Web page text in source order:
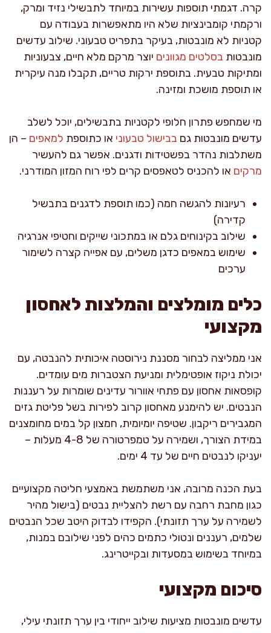
קרה. דגמתי תוספות עשירות במיוחד לתבשילי נזיד ומרק,
ורקמתי קומבינציות שלא היו מתאפשרות בעבודה עם
קטניות לא מונבטות, בעיקר בתפריט טבעוני. שילוב עדשים
מונבטות בסלטים מגוונים יוצר מרקם מלא חיים, צבעוניות
ומתיקות טבעית. בתוספת ירקות טריים, תקבלו מנה עיקרית
או תוספת מושכת ומזינה.
מי שמחפש פתרון חלופי לקטניות בתבשילים, יוכל לשלב
עדשים מונבטות גם בבישול טבעוני או כתוספת למאפים – הן
משתלבות נהדר בפשטידות ודגנים. אפשר גם להעשיר
מרקים או להכניס לטאפסים קרים לפי רוח המזון המודרני.
רעיונות להגשה חמה (כמו תוספת לדגנים בתבשיל
קדירה)
שילוב בקינוחים גלם או במתכוני שייקים וחטיפי אנרגיה
שימוש במאפים כדגן משלים, עם אפייה קצרה לשימור
ערכים
כלים מומלצים והמלצות לאחסון
מקצועי
אני ממליצה לבחור מסננת נירוסטה איכותית להנבטה, עם
יכולת ניקוז אופטימלית ומניעת הצטברות מים עומדים.
קופסאות אחסון עם פתחי אוורור עדינים שומרות על רעננות
הנבטים. יש להימנע מאחסון קרוב לפירות בשל פליטת גזים
המגבירים ריקבון. שטיפה יומיומית, חמצון קל במים מחומצנים
במידת הצורך, ושמירה על טמפרטורה של 4-8 מעלות –
יעניקו לנבטים חיים של עד 4 ימים.
בעת הכנה מרובה, אני משתמשת באמצעי חליטה מקצועיים
כגון מחבת רחבה עם רשת להצליית נבטים (בישול מהיר
לשמירה על ערך תזונתי). הקפידו לבדוק היטב שכל הנבטים
שלמים, רעננים ונטולי כתמים כהים לפני שילובם במנות,
במיוחד בשימוש במסעדות ובקייטרינג.
סיכום מקצועי
עדשים מונבטות מציעות שילוב ייחודי בין ערך תזונתי עילי,